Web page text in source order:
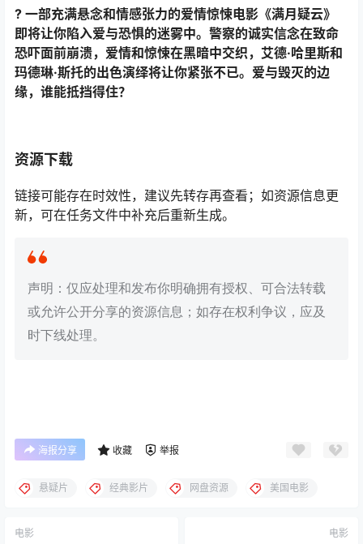
? 一部充满悬念和情感张力的爱情惊悚电影《满月疑云》
即将让你陷入爱与恐惧的迷雾中。警察的诚实信念在致命
恐吓面前崩溃，爱情和惊悚在黑暗中交织，艾德·哈里斯和
玛德琳·斯托的出色演绎将让你紧张不已。爱与毁灭的边
缘，谁能抵挡得住？
资源下载
链接可能存在时效性，建议先转存再查看；如资源信息更
新，可在任务文件中补充后重新生成。
声明：仅应处理和发布你明确拥有授权、可合法转载
或允许公开分享的资源信息；如存在权利争议，应及
时下线处理。
海报分享 收藏 举报
悬疑片 经典影片 网盘资源 美国电影
电影 电影